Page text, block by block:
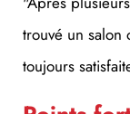
trouvé un
toujours